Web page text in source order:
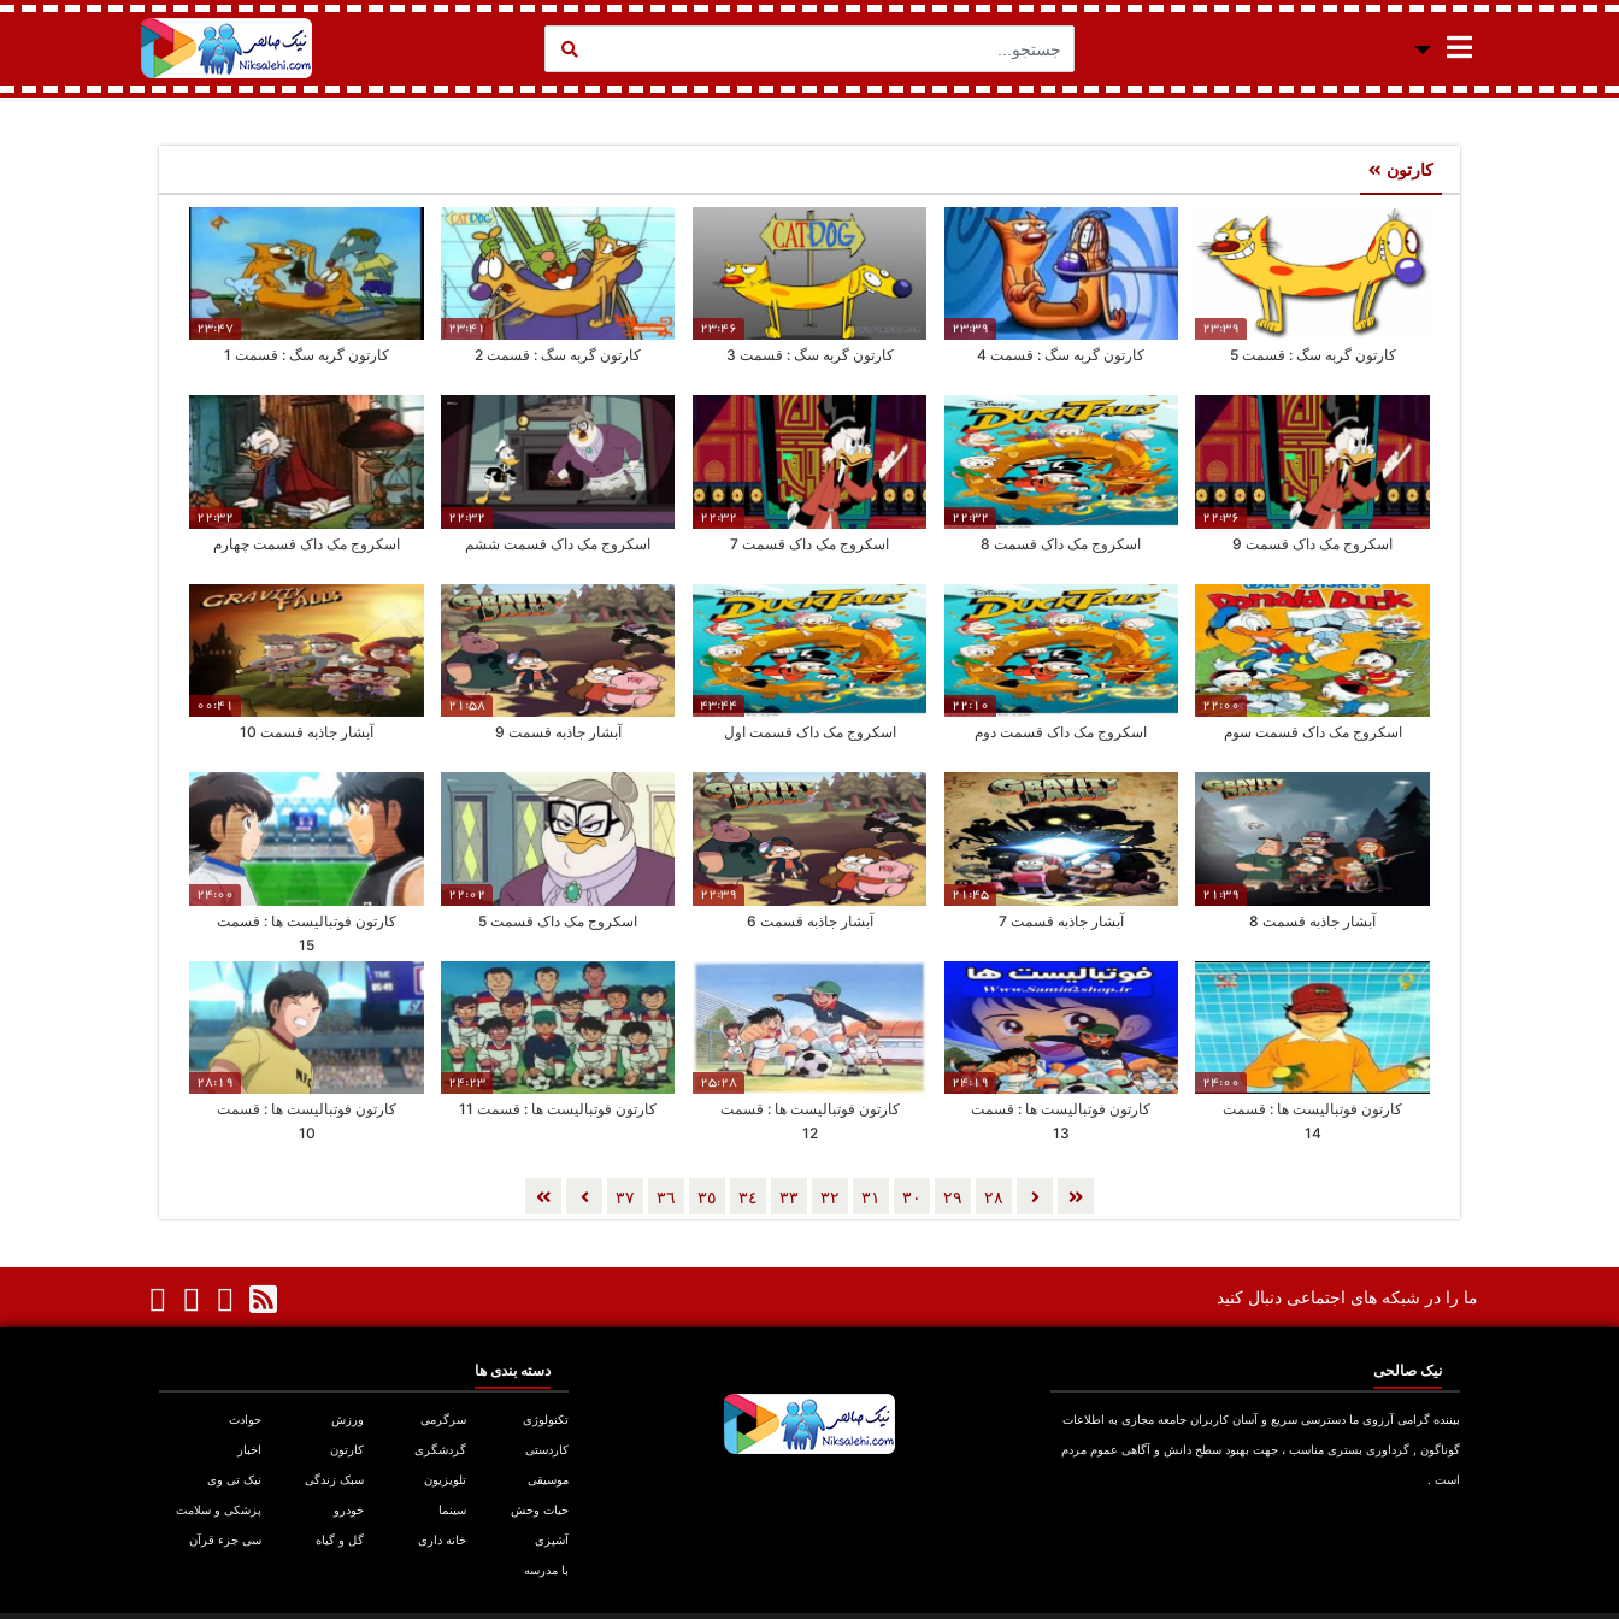
کارتون
23:39
کارتون گربه سگ : قسمت 5
23:39
کارتون گربه سگ : قسمت 4
23:46
کارتون گربه سگ : قسمت 3
23:41
کارتون گربه سگ : قسمت 2
23:47
کارتون گربه سگ : قسمت 1
22:36
اسکروج مک داک قسمت 9
22:32
اسکروج مک داک قسمت 8
22:32
اسکروج مک داک قسمت 7
22:32
اسکروج مک داک قسمت ششم
22:32
اسکروج مک داک قسمت چهارم
22:00
اسکروج مک داک قسمت سوم
22:10
اسکروج مک داک قسمت دوم
43:44
اسکروج مک داک قسمت اول
21:58
آبشار جاذبه قسمت 9
00:41
آبشار جاذبه قسمت 10
21:39
آبشار جاذبه قسمت 8
21:45
آبشار جاذبه قسمت 7
22:39
آبشار جاذبه قسمت 6
22:02
اسکروج مک داک قسمت 5
24:00
کارتون فوتبالیست ها : قسمت
15
24:00
کارتون فوتبالیست ها : قسمت
14
24:19
کارتون فوتبالیست ها : قسمت
13
25:28
کارتون فوتبالیست ها : قسمت
12
24:23
کارتون فوتبالیست ها : قسمت 11
28:19
کارتون فوتبالیست ها : قسمت
10
٢٨ ٢٩ ٣٠ ٣١ ٣٢ ٣٣ ٣٤ ٣٥ ٣٦ ٣٧
ما را در شبکه های اجتماعی دنبال کنید
نیک صالحی
بیننده گرامی آرزوی ما دسترسی سریع و آسان کاربران جامعه مجازی به اطلاعات
گوناگون , گرداوری بستری مناسب ، جهت بهبود سطح دانش و آگاهی عموم مردم
است .
دسته بندی ها
تکنولوژی سرگرمی ورزش حوادث
کاردستی گردشگری کارتون اخبار
موسیقی تلویزیون سبک زندگی نیک تی وی
حیات وحش سینما خودرو پزشکی و سلامت
آشپزی خانه داری گل و گیاه سی جزء قرآن
با مدرسه